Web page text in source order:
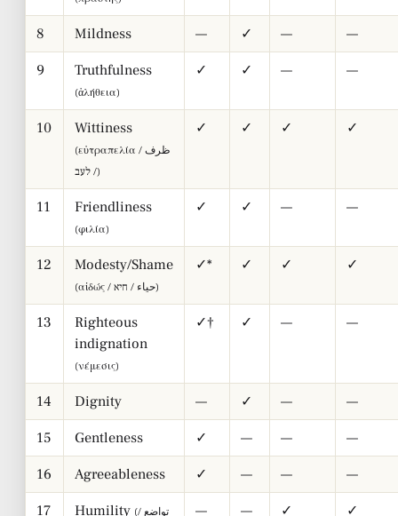
8 Mildness — ✓ — —
9 Truthfulness
(ἀλήθεια)
✓ ✓ — —
10 Wittiness
(εὐτραπελία / ظرف
/ לעב)
✓ ✓ ✓ ✓
11 Friendliness
(φιλία)
✓ ✓ — —
12 Modesty/Shame
(αἰδώς / حياء / חיא)
✓* ✓ ✓ ✓
13
Righteous
indignation
(νέμεσις)
✓† ✓ — —
14 Dignity — ✓ — —
15 Gentleness ✓ — — —
16 Agreeableness ✓ — — —
17 Humility (تواضع /
— — ✓ ✓